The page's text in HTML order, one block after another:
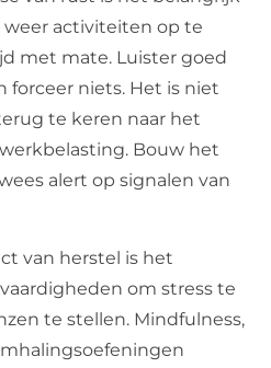
weer activiteiten op te
met mate. Luister goed
forceer niets. Het is niet
te keren naar het
Bouw het
alert op signalen van
van herstel is het
om stress te
te stellen. Mindfulness,